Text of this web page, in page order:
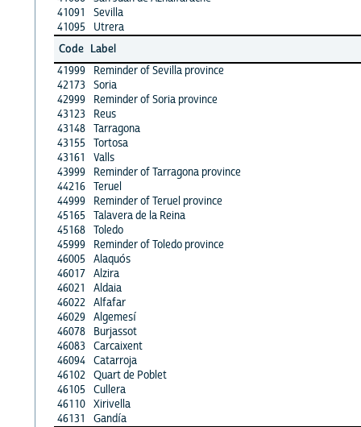
41091
Sevilla
41095
Utrera
Code Label
41999
Reminder of Sevilla province
42173
Soria
42999
Reminder of Soria province
43123
Reus
43148 Tarragona
43155
Tortosa
43161
Valls
43999
Reminder of Tarragona province
44216 Teruel
44999
Reminder of Teruel province
45165
Talavera de la Reina
45168 Toledo
45999
Reminder of Toledo province
46005
Alaquós
46017 Alzira
46021
Aldaia
46022 Alfafar
46029 Algemesí
46078
Burjassot
46083
Carcaixent
46094 Catarroja
46102 Quart de Poblet
46105
Cullera
46110 Xirivella
46131
Gandía